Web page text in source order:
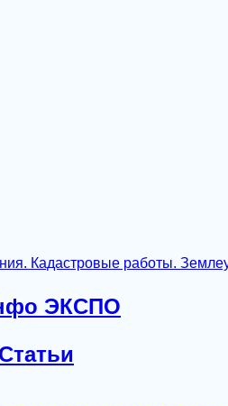
Кадастровые работы.
ЭКСПО